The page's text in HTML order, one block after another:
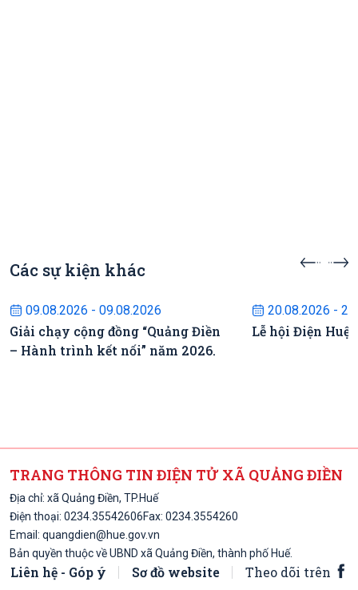
Các sự kiện khác
Sự kiện sắp diễn ra
09.08.2026 - 09.08.2026
Giải chạy cộng đồng “Quảng Điền
– Hành trình kết nối” năm 2026.
20.08.2026 -
Lễ hội Điện Huệ
TRANG THÔNG TIN ĐIỆN TỬ XÃ QUẢNG ĐIỀN
Địa chỉ: xã Quảng Điền, TP.Huế
Điện thoại: 0234.35542606Fax: 0234.3554260
Email: quangdien@hue.gov.vn
Bản quyền thuộc về UBND xã Quảng Điền, thành phố Huế.
Liên hệ - Góp ý Sơ đồ website Theo dõi trên